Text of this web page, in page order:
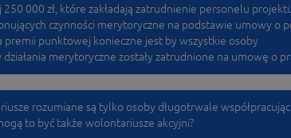
000 zł, które zakładają zatrudnienie personelu
czynności merytoryczne na podstawie umowy o
premii punktowej konieczne jest by wszystkie osoby
merytoryczne zostały zatrudnione na umowę o
rozumiane są tylko osoby długotrwale
to być także wolontariusze akcyjni?